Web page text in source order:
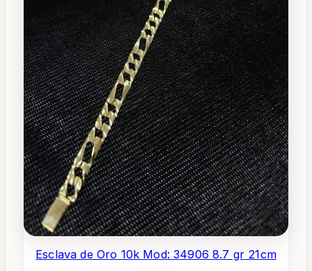
Esclava de Oro 10k Mod: 34906 8.7 gr 21cm